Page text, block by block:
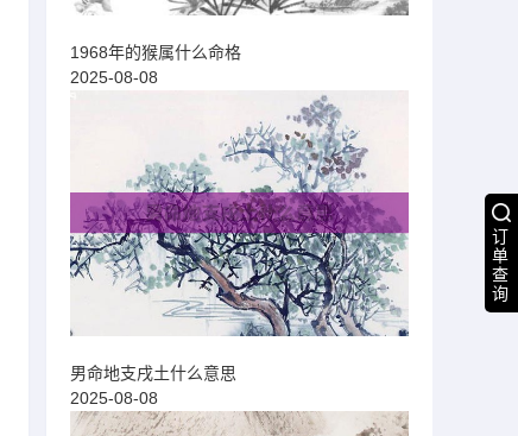
订
单
查
询
1968年的猴属什么命格
2025-08-08
男命地支戌土什么意思
2025-08-08